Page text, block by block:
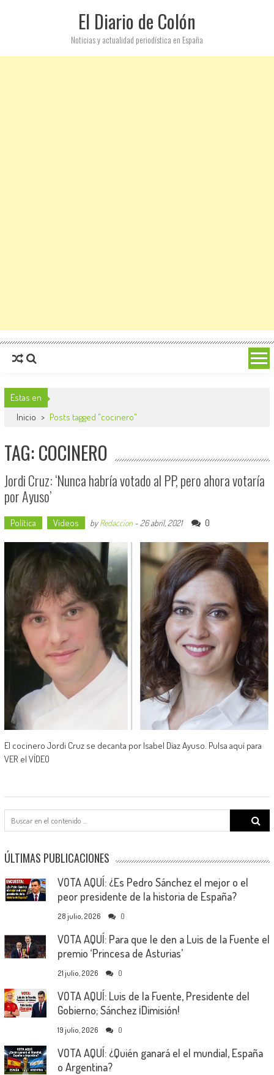
El Diario de Colón
Noticias y actualidad periodística en España
Estas en
Inicio > Posts tagged "cocinero"
TAG: COCINERO
Jordi Cruz: ‘Nunca habría votado al PP, pero ahora votaría
por Ayuso’
Política Videos byRedaccion- 26 abril, 2021 0
El cocinero Jordi Cruz se decanta por Isabel Díaz Ayuso. Pulsa aquí para
VER el VÍDEO
Search
for:
ÚLTIMAS PUBLICACIONES
VOTA AQUÍ: ¿Es Pedro Sánchez el mejor o el
peor presidente de la historia de España?
28 julio, 2026 0
VOTA AQUÍ: Para que le den a Luis de la Fuente el
premio ‘Princesa de Asturias’
21 julio, 2026 0
VOTA AQUÍ: Luis de la Fuente, Presidente del
Gobierno; Sánchez ¡Dimisión!
19 julio, 2026 0
VOTA AQUÍ: ¿Quién ganará el el mundial, España
o Argentina?